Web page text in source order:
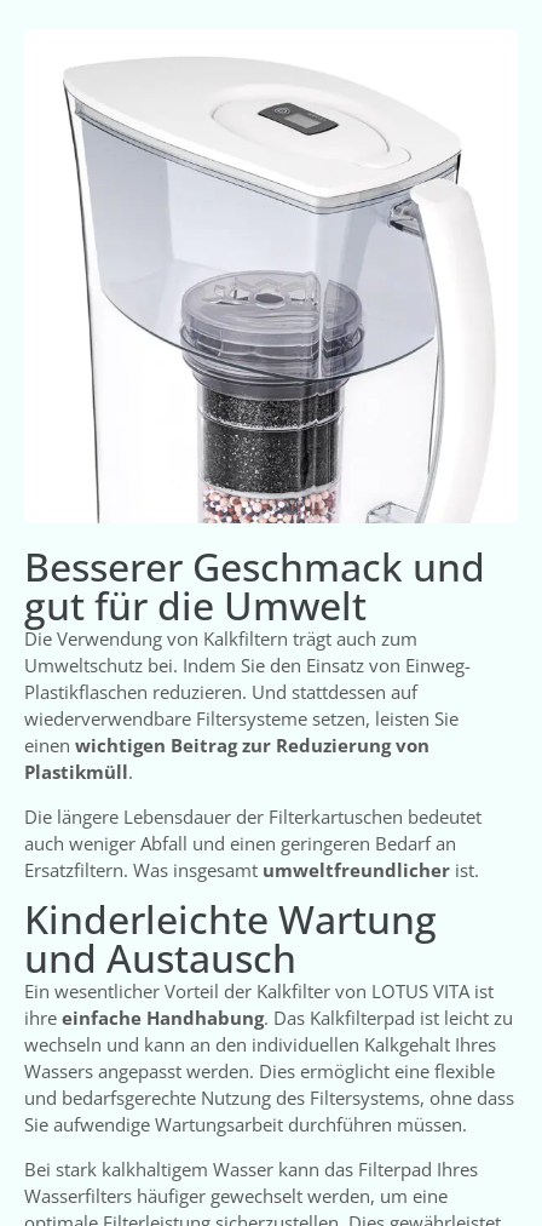
Besserer Geschmack und
gut für die Umwelt
Die Verwendung von Kalkfiltern trägt auch zum
Umweltschutz bei. Indem Sie den Einsatz von Einweg-
Plastikflaschen reduzieren. Und stattdessen auf
wiederverwendbare Filtersysteme setzen, leisten Sie
einen wichtigen Beitrag zur Reduzierung von
Plastikmüll.
Die längere Lebensdauer der Filterkartuschen bedeutet
auch weniger Abfall und einen geringeren Bedarf an
Ersatzfiltern. Was insgesamt umweltfreundlicher ist.
Kinderleichte Wartung
und Austausch
Ein wesentlicher Vorteil der Kalkfilter von LOTUS VITA ist
ihre einfache Handhabung. Das Kalkfilterpad ist leicht zu
wechseln und kann an den individuellen Kalkgehalt Ihres
Wassers angepasst werden. Dies ermöglicht eine flexible
und bedarfsgerechte Nutzung des Filtersystems, ohne dass
Sie aufwendige Wartungsarbeit durchführen müssen.
Bei stark kalkhaltigem Wasser kann das Filterpad Ihres
Wasserfilters häufiger gewechselt werden, um eine